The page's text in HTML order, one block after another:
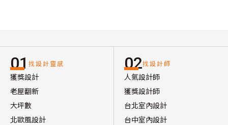
01 找設計靈感
獲獎設計
老屋翻新
大坪數
北歐風設計
02找設計師
人氣設計師
獲獎設計師
台北室內設計
台中室內設計